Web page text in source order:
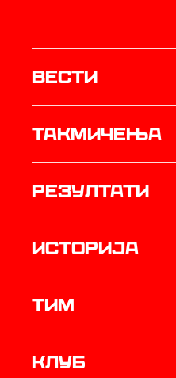
Вести
Такмичења
резултати
историја
ТИМ
Клуб